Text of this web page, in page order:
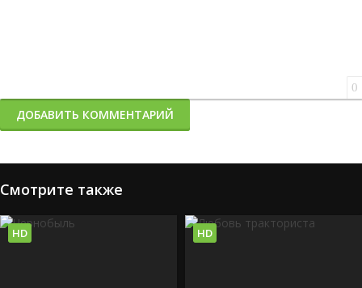
0
ДОБАВИТЬ КОММЕНТАРИЙ
Смотрите также
HD HD